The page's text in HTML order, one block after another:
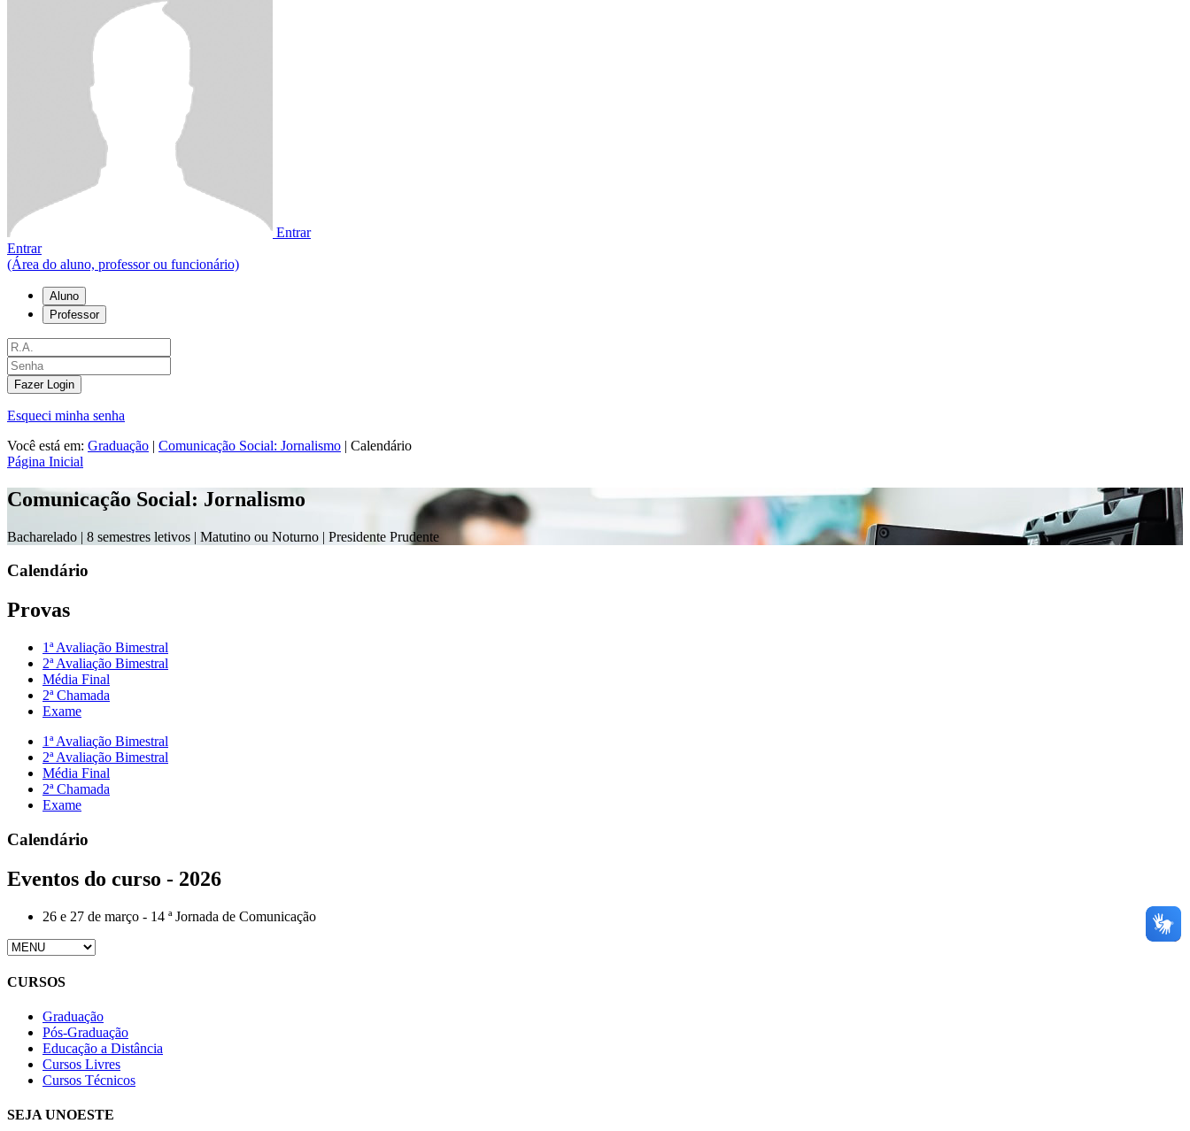
Entrar
Entrar
(Área do aluno, professor ou funcionário)
Aluno
Professor
Fazer Login
Esqueci minha senha
Você está em: Graduação | Comunicação Social: Jornalismo | Calendário
Página Inicial
Comunicação Social: Jornalismo
Bacharelado | 8 semestres letivos | Matutino ou Noturno | Presidente Prudente
Calendário
Provas
1ª Avaliação Bimestral
2ª Avaliação Bimestral
Média Final
2ª Chamada
Exame
1ª Avaliação Bimestral
2ª Avaliação Bimestral
Média Final
2ª Chamada
Exame
Calendário
Eventos do curso - 2026
26 e 27 de março - 14 ª Jornada de Comunicação
CURSOS
Graduação
Pós-Graduação
Educação a Distância
Cursos Livres
Cursos Técnicos
SEJA UNOESTE